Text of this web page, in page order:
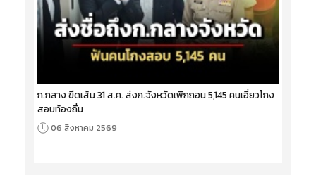
ก.กลาง ขีดเส้น 31 ส.ค. ส่งก.จังหวัดเพิกถอน 5,145 คนเอี่ยวโกง
สอบท้องถิ่น
06 สิงหาคม 2569